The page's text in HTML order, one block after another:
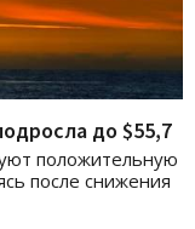
до $55,7
положительную
после снижения